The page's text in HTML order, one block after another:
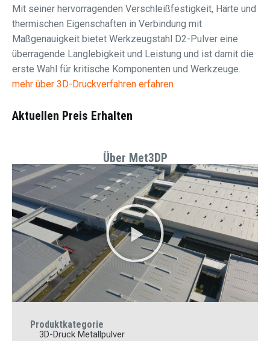
Mit seiner hervorragenden Verschleißfestigkeit, Härte und
thermischen Eigenschaften in Verbindung mit
Maßgenauigkeit bietet Werkzeugstahl D2-Pulver eine
überragende Langlebigkeit und Leistung und ist damit die
erste Wahl für kritische Komponenten und Werkzeuge.
mehr über 3D-Druckverfahren erfahren
Aktuellen Preis Erhalten
Über Met3DP
Produktkategorie
3D-Druck Metallpulver